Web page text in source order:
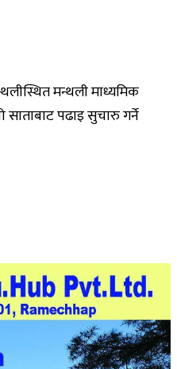
मन्थली माध्यमिक
पढाइ सुचारु गर्ने